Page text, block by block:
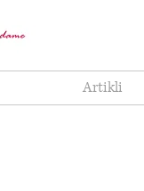
Artikli